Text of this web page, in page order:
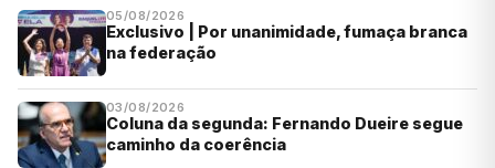
05/08/2026
Exclusivo | Por unanimidade, fumaça branca
na federação
03/08/2026
Coluna da segunda: Fernando Dueire segue
caminho da coerência